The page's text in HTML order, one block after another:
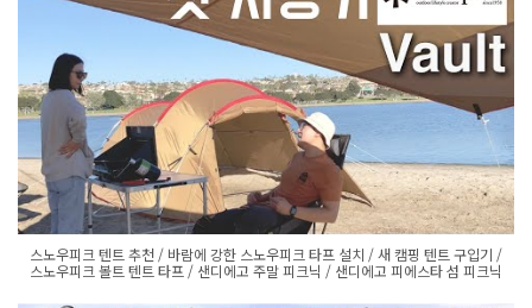
스노우피크 텐트 추천 / 바람에 강한 스노우피크 타프 설치 / 새 캠핑 텐트 구입기 /
스노우피크 볼트 텐트 타프 / 샌디에고 주말 피크닉 / 샌디에고 피에스타 섬 피크닉